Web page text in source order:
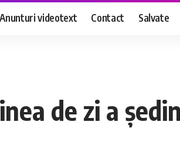
Anunturi videotext Contact Salvate
de zi a